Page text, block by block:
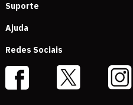
Suporte
Ajuda
Redes Sociais